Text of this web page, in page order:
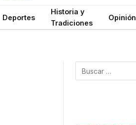
Deportes
Historia y
Tradiciones
Opinión